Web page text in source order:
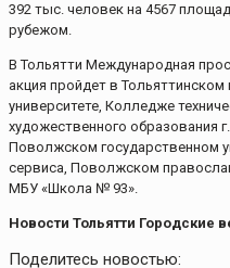
392 тыс. человек на 4567
рубежом.
В Тольятти Международная
акция пройдет в Тольяттинском
университете, Колледже
художественного образования
Поволжском государственном
сервиса, Поволжском
МБУ «Школа № 93».
Новости Тольятти Городские
Поделитесь новостью: